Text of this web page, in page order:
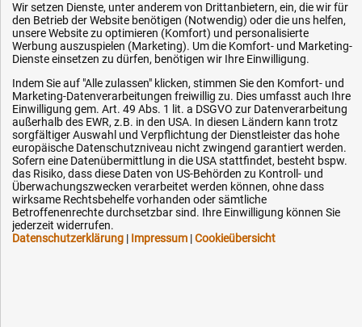
Impressum
Karriere
OEM-Ersatzteile
Technik-Hilfe
Downloads
Kontakt
Ihre Hytec-Hydraulik Vorteile
Schneller Versand, meist am selben Tag
Versandkostenfrei ab 150 EUR (innerhalb DE)
Lieferung auf Rechnung (abhängig vom Wert)
Wir setzen Dienste, unter anderem von Drittanbietern, ein, die wir für
den Betrieb der Website benötigen (Notwendig) oder die uns helfen,
unsere Website zu optimieren (Komfort) und personalisierte
Werbung auszuspielen (Marketing). Um die Komfort- und Marketing-
Dienste einsetzen zu dürfen, benötigen wir Ihre Einwilligung.
Indem Sie auf "Alle zulassen" klicken, stimmen Sie den Komfort- und
Marketing-Datenverarbeitungen freiwillig zu. Dies umfasst auch Ihre
Einwilligung gem. Art. 49 Abs. 1 lit. a DSGVO zur Datenverarbeitung
außerhalb des EWR, z.B. in den USA. In diesen Ländern kann trotz
sorgfältiger Auswahl und Verpflichtung der Dienstleister das hohe
europäische Datenschutzniveau nicht zwingend garantiert werden.
Sofern eine Datenübermittlung in die USA stattfindet, besteht bspw.
das Risiko, dass diese Daten von US-Behörden zu Kontroll- und
Überwachungszwecken verarbeitet werden können, ohne dass
wirksame Rechtsbehelfe vorhanden oder sämtliche
Betroffenenrechte durchsetzbar sind. Ihre Einwilligung können Sie
jederzeit widerrufen.
Datenschutzerklärung | Impressum |Cookieübersicht